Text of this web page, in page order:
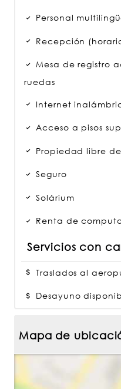
Personal
Recepción
Mesa de registro
ruedas
Internet
Acceso a pisos
Propiedad libre
Seguro
Solárium
Renta de
Servicios con
Traslados al
Desayuno
Mapa de